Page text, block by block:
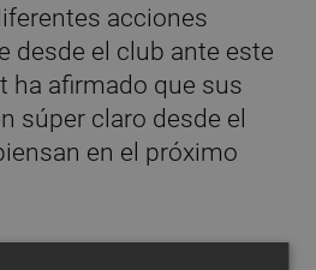
acciones
desde el club ante este
ha afirmado que sus
súper claro desde el
en el próximo
ya pensaremos en